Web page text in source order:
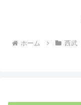
ホーム 西武